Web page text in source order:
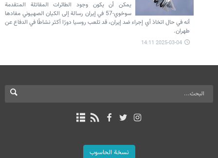
يمكن أن يكون وجود الطائرات المقاتلة المتقدمة
سوخوي-57 في إيران رسالة إلى الكيان الصهيوني مفادها
أنه في حال اتخاذ أي إجراء ضد إيران، قد تلعب روسيا دورًا أكثر نشاطًا في الدفاع عن
طهران.
2025-03-04 14:11
نسخة الحاسوب